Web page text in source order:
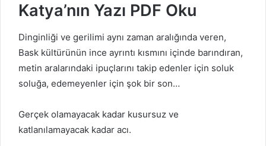
Katya’nın Yazı PDF Oku
Dinginliği ve gerilimi aynı zaman aralığında veren,
Bask kültürünün ince ayrıntı kısmını içinde barındıran,
metin aralarındaki ipuçlarını takip edenler için soluk
soluğa, edemeyenler için şok bir son…
Gerçek olamayacak kadar kusursuz ve
katlanılamayacak kadar acı.